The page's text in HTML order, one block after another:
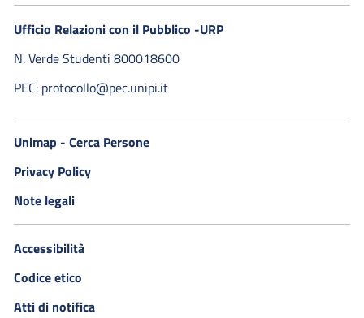
Ufficio Relazioni con il Pubblico -URP
N. Verde Studenti 800018600​
PEC: protocollo@pec.unipi.it
Unimap - Cerca Persone
Privacy Policy
Note legali
Accessibilità
Codice etico
Atti di notifica